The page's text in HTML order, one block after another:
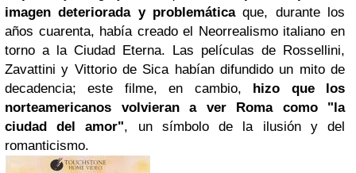
imagen deteriorada y problemáticaque, durante los
años cuarenta, había creado el Neorrealismo italiano en
torno a la Ciudad Eterna. Las películas de Rossellini,
Zavattini y Vittorio de Sica habían difundido un mito de
decadencia; este filme, en cambio, hizo que los
norteamericanos volvieran a ver Romacomo "la
ciudad del amor", un símbolo de la ilusión y del
romanticismo.